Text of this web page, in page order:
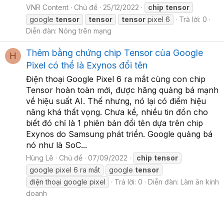
VNR Content Chủ đề 25/12/2022 chip tensor
google tensor tensor tensor pixel 6
Trả lời: 0
Diễn đàn: Nóng trên mạng
H
Thêm bằng chứng chip Tensor của Google
Pixel có thể là Exynos đổi tên
Điện thoại Google Pixel 6 ra mắt cùng con chip
Tensor hoàn toàn mới, được hãng quảng bá mạnh
về hiệu suất AI. Thế nhưng, nó lại có điểm hiệu
năng khá thất vọng. Chưa kể, nhiều tin đồn cho
biết đó chỉ là 1 phiên bản đổi tên dựa trên chip
Exynos do Samsung phát triển. Google quảng bá
nó như là SoC...
Hùng Lê Chủ đề 07/09/2022 chip tensor
google pixel 6 ra mắt
google tensor
điện thoại google pixel
Trả lời: 0 Diễn đàn: Làm ăn kinh
doanh